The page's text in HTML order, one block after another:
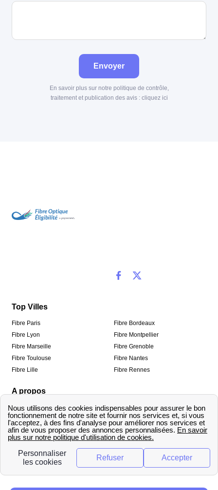
Envoyer
En savoir plus sur notre politique de contrôle,
traitement et publication des avis : cliquez ici
Top Villes
Fibre Paris
Fibre Lyon
Fibre Marseille
Fibre Toulouse
Fibre Lille
Fibre Bordeaux
Fibre Montpellier
Fibre Grenoble
Fibre Nantes
Fibre Rennes
A propos
Qui sommes-nous ?
Informations de contact
Méthodologie de classement
Mentions légales
Traitement des avis
Copyright © fibre-optique-eligibilite.fr 2026 – Tous
droits réservés